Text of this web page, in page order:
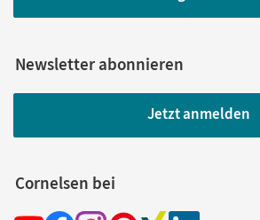
Newsletter abonnieren
Jetzt anmelden
Cornelsen bei